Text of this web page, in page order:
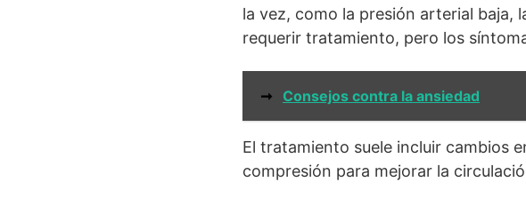
la vez, como la presión arterial baja,
requerir tratamiento, pero los
➞ Consejos contra la ansiedad
El tratamiento suele incluir cambios
compresión para mejorar la